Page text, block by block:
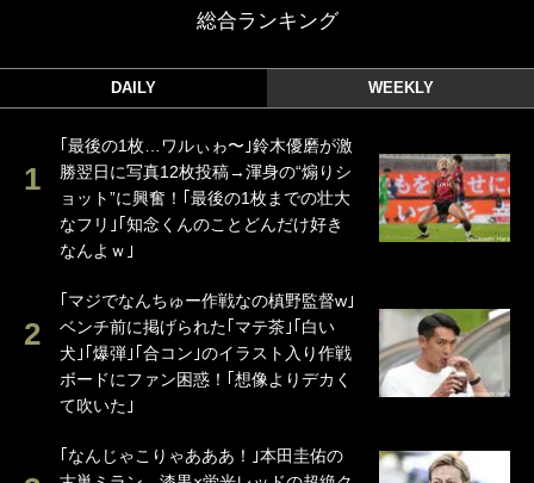
総合ランキング
DAILY WEEKLY
｢最後の1枚…ワルぃゎ〜｣鈴木優磨が激
勝翌日に写真12枚投稿→渾身の“煽りシ
ョット”に興奮！｢最後の1枚までの壮大
なフリ｣｢知念くんのことどんだけ好き
なんよｗ｣
｢マジでなんちゅー作戦なの槙野監督w｣
ベンチ前に掲げられた｢マテ茶｣｢白い
犬｣｢爆弾｣｢合コン｣のイラスト入り作戦
ボードにファン困惑！｢想像よりデカく
て吹いた｣
｢なんじゃこりゃあああ！｣本田圭佑の